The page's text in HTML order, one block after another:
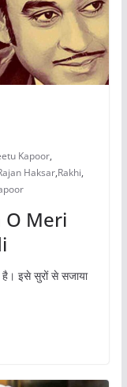
Kapoor,
Haksar,Rakhi,
O Meri
है। इसे सुरों से सजाया